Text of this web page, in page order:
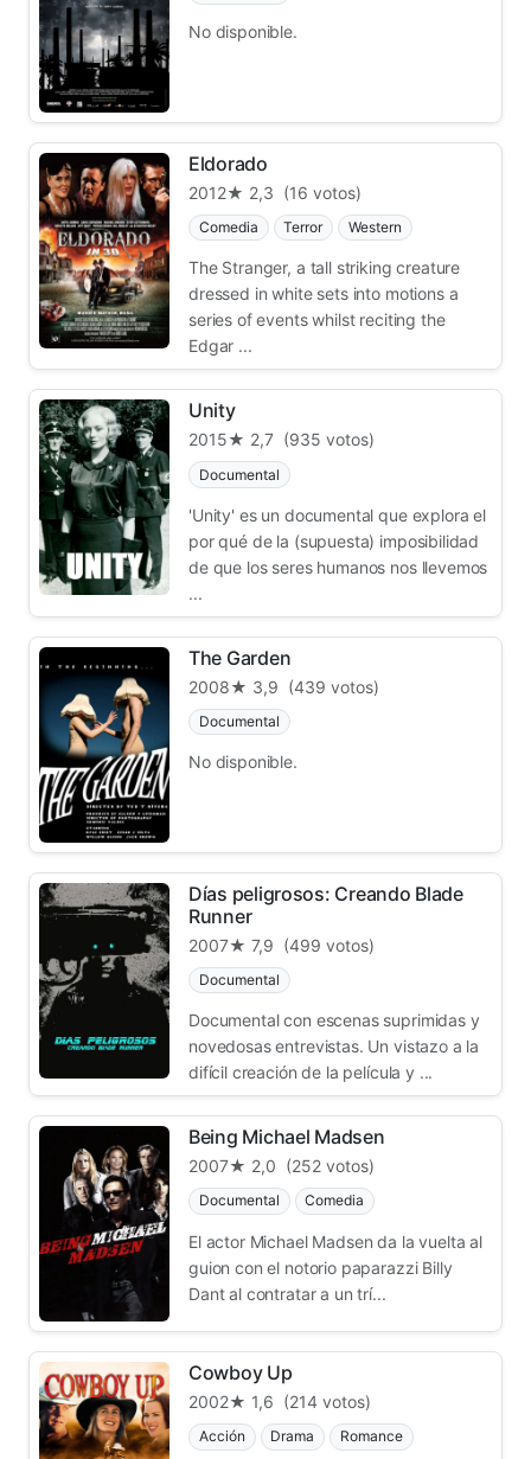
No disponible.
Eldorado
2012★ 2,3 (16 votos)
Comedia Terror Western
The Stranger, a tall striking creature
dressed in white sets into motions a
series of events whilst reciting the
Edgar ...
Unity
2015★ 2,7 (935 votos)
Documental
'Unity' es un documental que explora el
por qué de la (supuesta) imposibilidad
de que los seres humanos nos llevemos
...
The Garden
2008★ 3,9 (439 votos)
Documental
No disponible.
Días peligrosos: Creando Blade
Runner
2007★ 7,9 (499 votos)
Documental
Documental con escenas suprimidas y
novedosas entrevistas. Un vistazo a la
difícil creación de la película y ...
Being Michael Madsen
2007★ 2,0 (252 votos)
Documental Comedia
El actor Michael Madsen da la vuelta al
guion con el notorio paparazzi Billy
Dant al contratar a un trí...
Cowboy Up
2002★ 1,6 (214 votos)
Acción Drama Romance